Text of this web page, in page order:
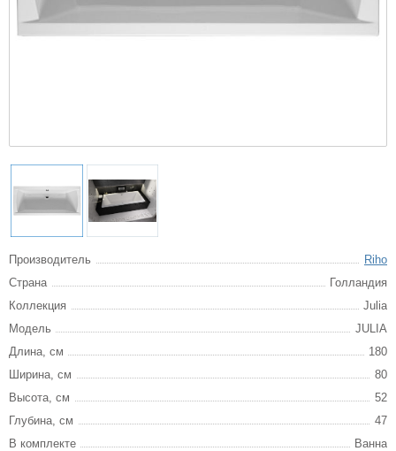
Производитель
Riho
Страна
Голландия
Коллекция
Julia
Модель
JULIA
Длина, см
180
Ширина, см
80
Высота, см
52
Глубина, см
47
В комплекте
Ванна